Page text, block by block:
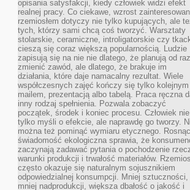
opisania satysfakcji, kiedy człowiek widzi efekt
realnej pracy. Co ciekawe, wzrost
rzemiosłem dotyczy nie tylko kupujących, ale
tych, którzy sami chcą coś tworzyć. Warsztaty
stolarskie, ceramiczne, introligatorskie czy
cieszą się coraz większą popularnością. Ludzie
zapisują się na nie nie dlatego, że planują od
zmienić zawód, ale dlatego, że brakuje im
działania, które daje namacalny rezultat. Wiele
współczesnych zajęć kończy się tylko kolejnym
mailem, prezentacją albo tabelą. Praca ręczna
inny rodzaj spełnienia. Pozwala zobaczyć
początek, środek i koniec procesu. Człowiek nie
tylko myśli o efekcie, ale naprawdę go tworzy.
można też pominąć wymiaru etycznego.
świadomość ekologiczna sprawia, że
zaczynają zadawać pytania o pochodzenie
warunki produkcji i trwałość materiałów.
często okazuje się naturalnym sojusznikiem
odpowiedzialnej konsumpcji. Mniej sztuczności,
mniej nadprodukcji, większa dbałość o jakość i